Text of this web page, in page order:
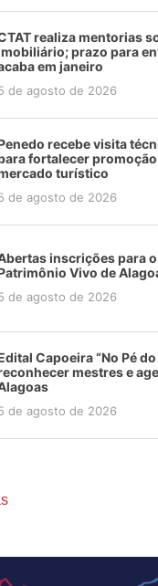
realiza mentorias
prazo para
em janeiro
de agosto de 2026
recebe visita
fortalecer
turístico
de agosto de 2026
inscrições para
Vivo de
de agosto de 2026
Capoeira “No Pé
mestres e
de agosto de 2026